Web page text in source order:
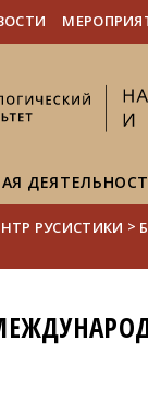
РУСИСТИКИ >